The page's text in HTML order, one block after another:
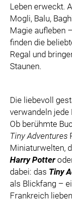
Leben erweckt.
Mogli, Balu,
Magie aufleben
finden die
Regal und
Staunen.
Die liebevoll
verwandeln jede
Ob berühmte
Tiny Adventures
Miniaturwelten,
Harry Potter
dabei: das Tiny
als Blickfang –
Frankreich